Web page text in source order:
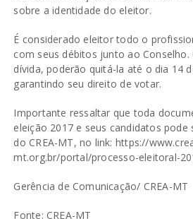
sobre a identidade do eleitor.
É considerado eleitor todo o
com seus débitos junto ao
dívida, poderão quitá-la até o dia 14
garantindo seu direito de votar.
Importante ressaltar que toda
eleição 2017 e seus candidatos pode
do CREA-MT, no link: https://
mt.org.br/portal/processo-eleitoral-
Gerência de Comunicação/ CREA-MT
Fonte: CREA-MT